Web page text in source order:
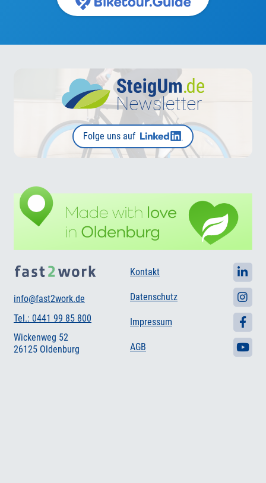
Folge uns auf
info@fast2work.de
Tel.: 0441 99 85 800
Wickenweg 52
26125 Oldenburg
Kontakt
Datenschutz
Impressum
AGB